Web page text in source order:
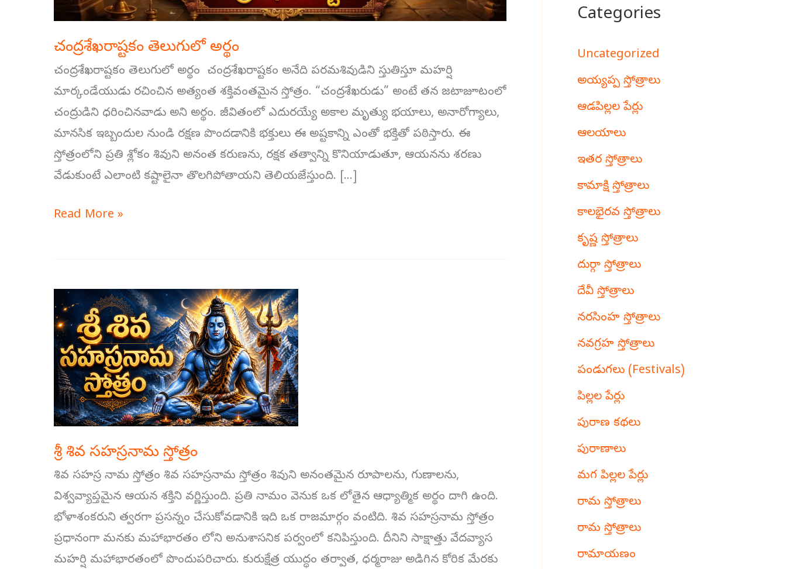
చంద్రశేఖరాష్టకం తెలుగులో అర్థం
చంద్రశేఖరాష్టకం తెలుగులో అర్థం చంద్రశేఖరాష్టకం అనేది పరమశివుడిని స్తుతిస్తూ మహర్షి
మార్కండేయుడు రచించిన అత్యంత శక్తివంతమైన స్తోత్రం. “చంద్రశేఖరుడు” అంటే తన జటాజూటంలో
చంద్రుడిని ధరించినవాడు అని అర్థం. జీవితంలో ఎదురయ్యే అకాల మృత్యు భయాలు, అనారోగ్యాలు,
మానసిక ఇబ్బందుల నుండి రక్షణ పొందడానికి భక్తులు ఈ అష్టకాన్ని ఎంతో భక్తితో పఠిస్తారు. ఈ
స్తోత్రంలోని ప్రతి శ్లోకం శివుని అనంత కరుణను, రక్షక తత్వాన్ని కొనియాడుతూ, ఆయనను శరణు
వేడుకుంటే ఎలాంటి కష్టాలైనా తొలగిపోతాయని తెలియజేస్తుంది. […]
Read More »
శ్రీ శివ సహస్రనామ స్తోత్రం
శివ సహస్ర నామ స్తోత్రం శివ సహస్రనామ స్తోత్రం శివుని అనంతమైన రూపాలను, గుణాలను,
విశ్వవ్యాప్తమైన ఆయన శక్తిని వర్ణిస్తుంది. ప్రతి నామం వెనుక ఒక లోతైన ఆధ్యాత్మిక అర్థం దాగి ఉంది.
భోళాశంకరుని త్వరగా ప్రసన్నం చేసుకోవడానికి ఇది ఒక రాజమార్గం వంటిది. శివ సహస్రనామ స్తోత్రం
ప్రధానంగా మనకు మహాభారతం లోని అనుశాసనిక పర్వంలో కనిపిస్తుంది. దీనిని సాక్షాత్తు వేదవ్యాస
మహర్షి మహాభారతంలో పొందుపరిచారు. కురుక్షేత్ర యుద్ధం తర్వాత, ధర్మరాజు అడిగిన కోరిక మేరకు
శివ
సహస్రనామ
స్తోత్రం
Categories
Uncategorized
అయ్యప్ప స్తోత్రాలు
ఆడపిల్లల పేర్లు
ఆలయాలు
ఇతర స్తోత్రాలు
కామాక్షి స్తోత్రాలు
కాలభైరవ స్తోత్రాలు
కృష్ణ స్తోత్రాలు
దుర్గా స్తోత్రాలు
దేవీ స్తోత్రాలు
నరసింహ స్తోత్రాలు
నవగ్రహ స్తోత్రాలు
పండుగలు (Festivals)
పిల్లల పేర్లు
పురాణ కథలు
పురాణాలు
మగ పిల్లల పేర్లు
రామ స్తోత్రాలు
రామ స్తోత్రాలు
రామాయణం